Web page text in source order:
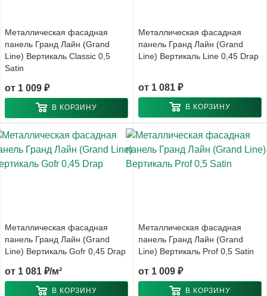
Металлическая фасадная
панель Гранд Лайн (Grand
Line) Вертикаль Classic 0,5
Satin
от 1 009 ₽
В КОРЗИНУ
Металлическая фасадная
панель Гранд Лайн (Grand
Line) Вертикаль Line 0,45 Drap
от 1 081 ₽
В КОРЗИНУ
Металлическая фасадная
панель Гранд Лайн (Grand
Line) Вертикаль Gofr 0,45 Drap
от 1 081 ₽/м²
В КОРЗИНУ
Металлическая фасадная
панель Гранд Лайн (Grand
Line) Вертикаль Prof 0,5 Satin
от 1 009 ₽
В КОРЗИНУ